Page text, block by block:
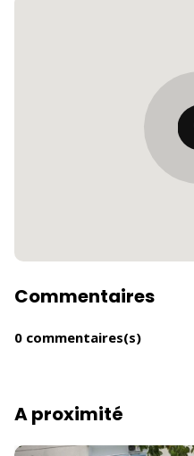
Commentaires
0 commentaires(s)
A proximité